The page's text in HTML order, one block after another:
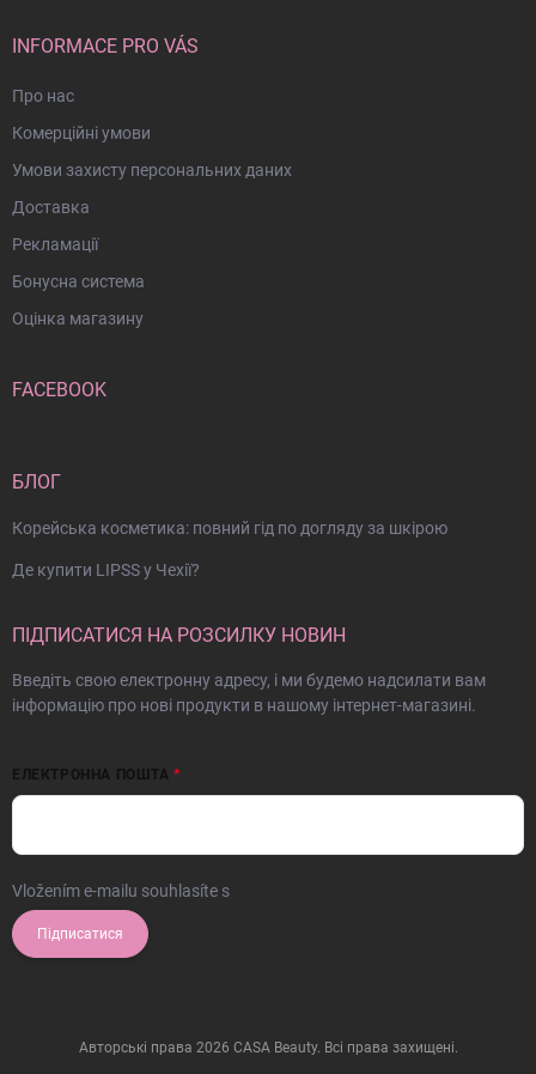
INFORMACE PRO VÁS
Про нас
Комерційні умови
Умови захисту персональних даних
Доставка
Рекламації
Бонусна система
Оцінка магазину
FACEBOOK
БЛОГ
Корейська косметика: повний гід по догляду за шкірою
Де купити LIPSS у Чехії?
ПІДПИСАТИСЯ НА РОЗСИЛКУ НОВИН
Введіть свою електронну адресу, і ми будемо надсилати вам
інформацію про нові продукти в нашому інтернет-магазині.
ЕЛЕКТРОННА ПОШТА
Vložením e-mailu souhlasíte s
Підписатися
Авторські права 2026 CASA Beauty. Всі права захищені.